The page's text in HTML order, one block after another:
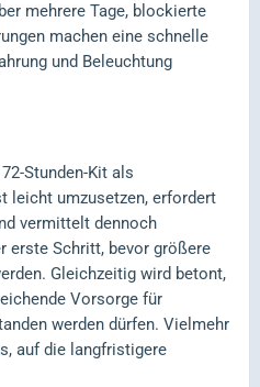
mehrere Tage, blockierte
machen eine schnelle
und Beleuchtung
Stunden-Kit als
leicht umzusetzen, erfordert
vermittelt dennoch
erste Schritt, bevor größere
Gleichzeitig wird betont,
Vorsorge für
werden dürfen. Vielmehr
auf die langfristigere